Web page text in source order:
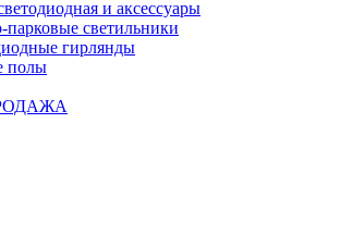
и аксессуары
парковые светильники
гирлянды
полы